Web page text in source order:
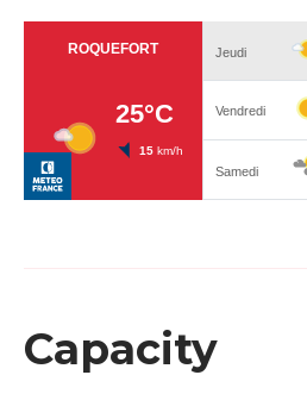
Capacity